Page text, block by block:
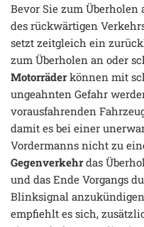
Bevor Sie zum Überholen
des rückwärtigen
setzt zeitgleich ein
zum Überholen an oder
Motorräderkönnen mit
ungeahnten Gefahr
vorausfahrenden
damit es bei einer
Vordermanns nicht zu
Gegenverkehrdas
und das Ende Vorgangs
Blinksignal
empfiehlt es sich,